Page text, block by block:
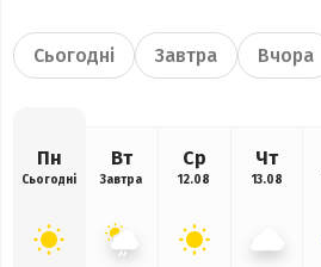
Сьогодні Завтра Вчора
Пн
Сьогодні
Вт
Завтра
Ср
12.08
Чт
13.08